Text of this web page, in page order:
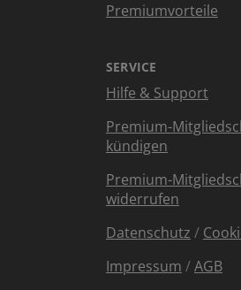
Premiumvorteile
SERVICE
Hilfe & Support
Premium-
kündigen
Premium-
widerrufen
Datenschutz /
Impressum /AGB